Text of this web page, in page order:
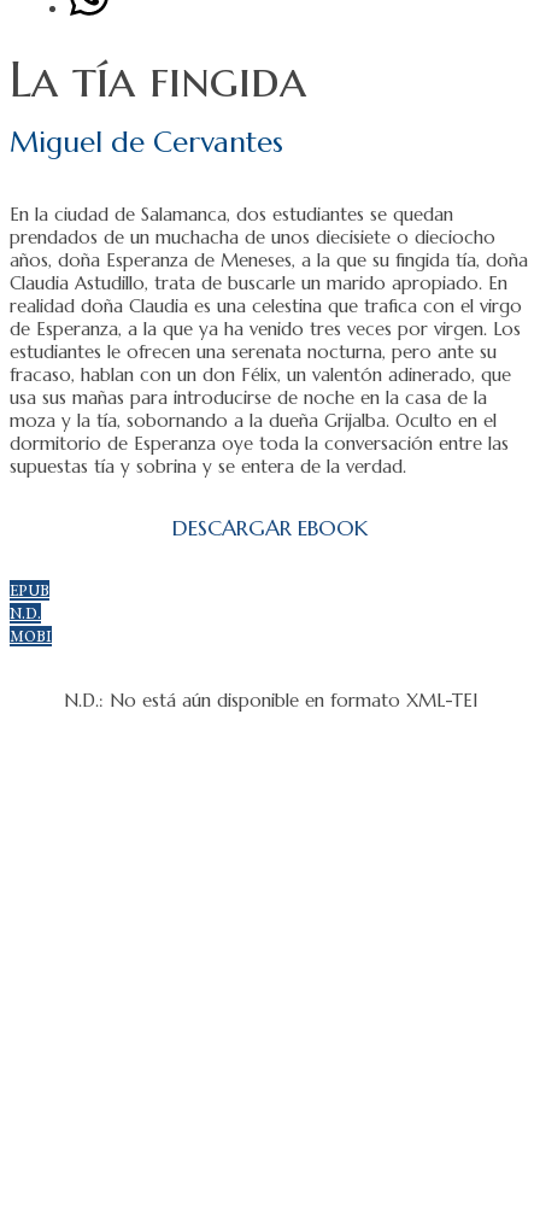
La tía fingida
Miguel de Cervantes
En la ciudad de Salamanca, dos estudiantes se quedan
prendados de un muchacha de unos diecisiete o dieciocho
años, doña Esperanza de Meneses, a la que su fingida tía, doña
Claudia Astudillo, trata de buscarle un marido apropiado. En
realidad doña Claudia es una celestina que trafica con el virgo
de Esperanza, a la que ya ha venido tres veces por virgen. Los
estudiantes le ofrecen una serenata nocturna, pero ante su
fracaso, hablan con un don Félix, un valentón adinerado, que
usa sus mañas para introducirse de noche en la casa de la
moza y la tía, sobornando a la dueña Grijalba. Oculto en el
dormitorio de Esperanza oye toda la conversación entre las
supuestas tía y sobrina y se entera de la verdad.
DESCARGAR EBOOK
EPUB
N.D.
MOBI
N.D.: No está aún disponible en formato XML-TEI